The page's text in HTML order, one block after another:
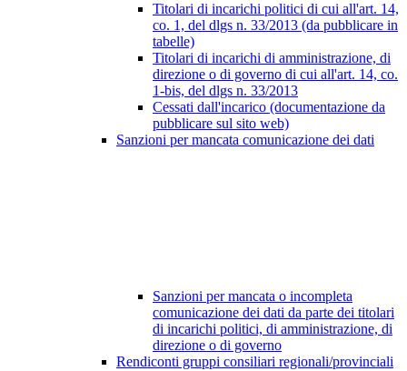
Titolari di incarichi politici di cui all'art. 14,
co. 1, del dlgs n. 33/2013 (da pubblicare in
tabelle)
Titolari di incarichi di amministrazione, di
direzione o di governo di cui all'art. 14, co.
1-bis, del dlgs n. 33/2013
Cessati dall'incarico (documentazione da
pubblicare sul sito web)
Sanzioni per mancata comunicazione dei dati
Sanzioni per mancata o incompleta
comunicazione dei dati da parte dei titolari
di incarichi politici, di amministrazione, di
direzione o di governo
Rendiconti gruppi consiliari regionali/provinciali